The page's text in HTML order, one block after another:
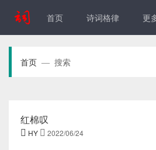
首页 诗词格律 更
首页 — 搜索
红棉叹
 HY  2022/06/24